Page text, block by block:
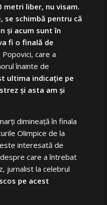
liber, nu visam.
se schimbă pentru că
și acum sunt în
fi o finală de
care a
înainte de
ultima indicație pe
și asta am și
dimineață în finala
Olimpice de la
interesată de
care a întrebat
jurnalist la celebrul
pe acest